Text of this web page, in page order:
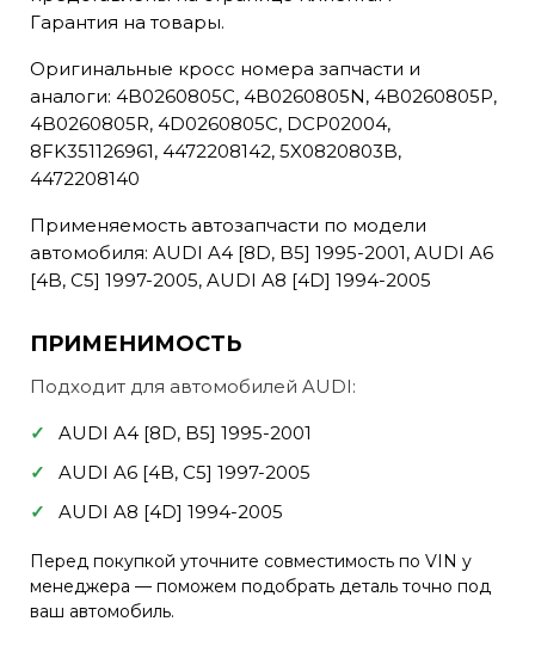
Гарантия на товары.
Оригинальные кросс номера запчасти и
аналоги: 4B0260805C, 4B0260805N, 4B0260805P,
4B0260805R, 4D0260805C, DCP02004,
8FK351126961, 4472208142, 5X0820803B,
4472208140
Применяемость автозапчасти по модели
автомобиля: AUDI A4 [8D, B5] 1995-2001, AUDI A6
[4B, C5] 1997-2005, AUDI A8 [4D] 1994-2005
ПРИМЕНИМОСТЬ
Подходит для автомобилей AUDI:
AUDI A4 [8D, B5] 1995-2001
AUDI A6 [4B, C5] 1997-2005
AUDI A8 [4D] 1994-2005
Перед покупкой уточните совместимость по VIN у
менеджера — поможем подобрать деталь точно под
ваш автомобиль.